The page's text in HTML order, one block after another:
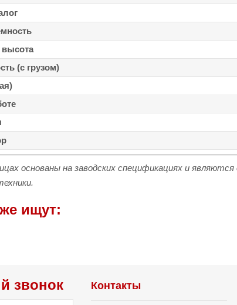
(с грузом)
основаны на заводских спецификациях и
ищут:
звонок Контакты